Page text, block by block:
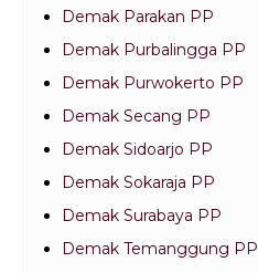
Demak Parakan PP
Demak Purbalingga PP
Demak Purwokerto PP
Demak Secang PP
Demak Sidoarjo PP
Demak Sokaraja PP
Demak Surabaya PP
Demak Temanggung PP